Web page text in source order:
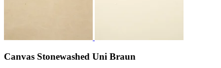
Canvas Stonewashed Uni Braun